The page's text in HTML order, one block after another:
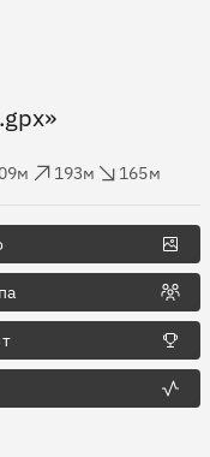
высоты
193м
Сброс высоты
165м